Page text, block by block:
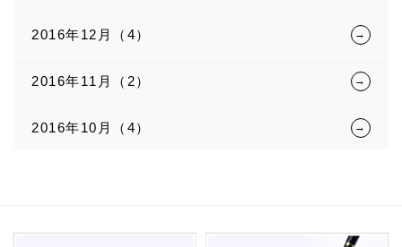
2016年12月（4）
2016年11月（2）
2016年10月（4）